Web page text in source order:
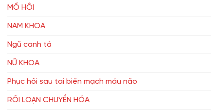
MỒ HÔI
NAM KHOA
Ngũ canh tả
NỮ KHOA
Phục hồi sau tai biến mạch máu não
RỐI LOẠN CHUYỂN HÓA